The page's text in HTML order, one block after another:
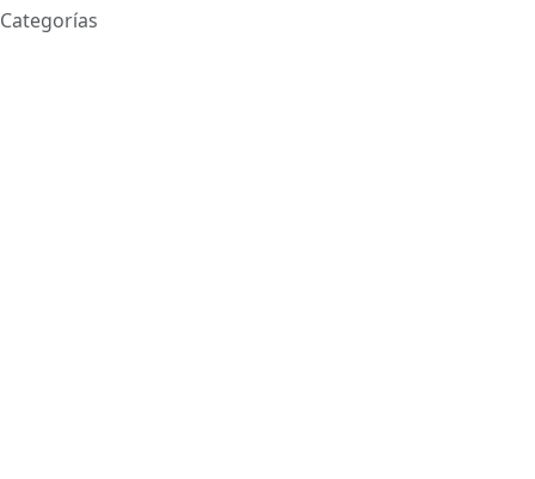
Categorías